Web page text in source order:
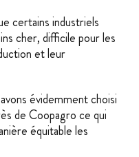
certains industriels
cher, difficile pour les
et leur
évidemment choisi
de Coopagro ce qui
équitable les